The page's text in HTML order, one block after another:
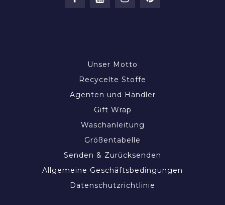
Unser Motto
Recycelte Stoffe
Agenten und Händler
Gift Wrap
Waschanleitung
Größentabelle
Senden & Zurücksenden
Allgemeine Geschäftsbedingungen
Datenschutzrichtlinie